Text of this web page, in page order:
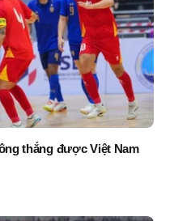
thắng được Việt Nam